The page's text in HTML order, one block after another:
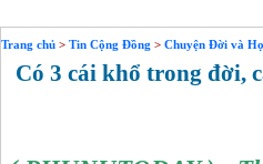
Trang chủ > Tin Cộng Đồng > Chuyện Đời và
Có 3 cái khổ trong đời,